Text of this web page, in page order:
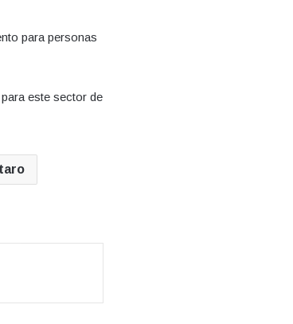
para personas
este sector de